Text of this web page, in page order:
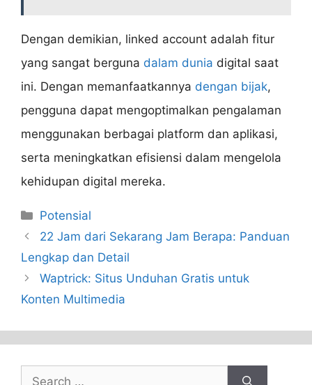
Dengan demikian, linked account adalah fitur
yang sangat berguna dalam dunia digital saat
ini. Dengan memanfaatkannya dengan bijak,
pengguna dapat mengoptimalkan pengalaman
menggunakan berbagai platform dan aplikasi,
serta meningkatkan efisiensi dalam mengelola
kehidupan digital mereka.
Categories
Potensial
22 Jam dari Sekarang Jam Berapa: Panduan
Lengkap dan Detail
Waptrick: Situs Unduhan Gratis untuk
Konten Multimedia
Search